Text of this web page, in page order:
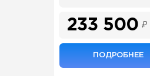
233 500 ₽
ПОДРОБНЕЕ